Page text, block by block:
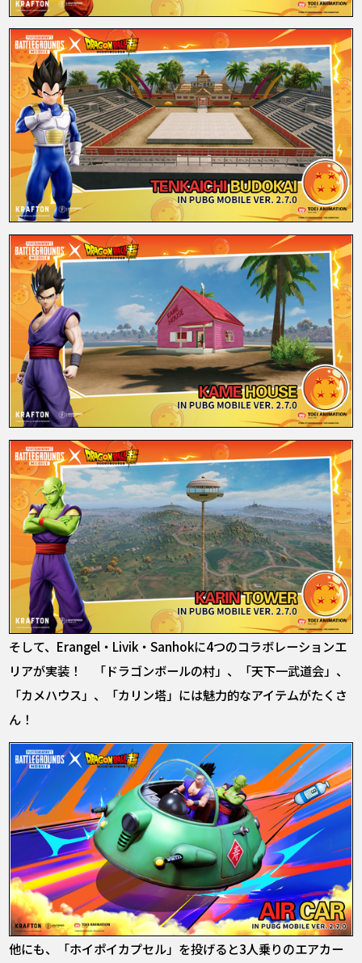
そして、Erangel・Livik・Sanhokに4つのコラボレーションエ
リアが実装！ 「ドラゴンボールの村」、「天下一武道会」、
「カメハウス」、「カリン塔」には魅力的なアイテムがたくさ
ん！
他にも、「ホイポイカプセル」を投げると3人乗りのエアカー